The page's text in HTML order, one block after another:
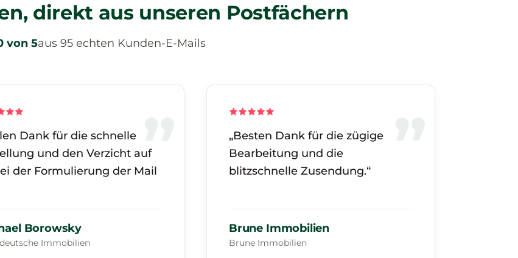
direkt aus unseren Postfächern
von 5aus 95 echten Kunden-E-Mails
Dank für die schnelle
und den Verzicht auf
der Formulierung der Mail
Borowsky
Immobilien
„Besten Dank für die zügige
Bearbeitung und die
blitzschnelle Zusendung.“
Brune Immobilien
Brune Immobilien